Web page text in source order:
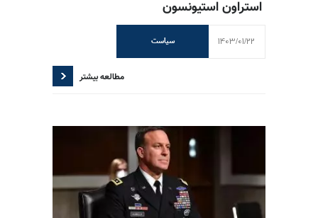
استراون استیونسون
سیاست 1403/01/22
مطالعه بیشتر